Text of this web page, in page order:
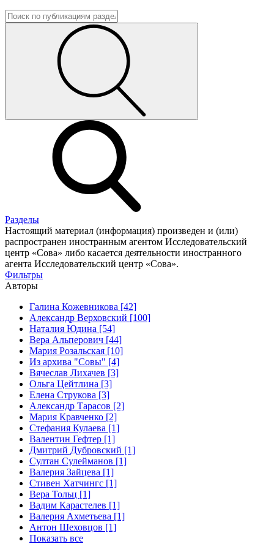
Разделы
Настоящий материал (информация) произведен и (или)
распространен иностранным агентом Исследовательский
центр «Сова» либо касается деятельности иностранного
агента Исследовательский центр «Сова».
Фильтры
Авторы
Галина Кожевникова [42]
Александр Верховский [100]
Наталия Юдина [54]
Вера Альперович [44]
Мария Розальская [10]
Из архива "Совы" [4]
Вячеслав Лихачев [3]
Ольга Цейтлина [3]
Елена Струкова [3]
Александр Тарасов [2]
Мария Кравченко [2]
Стефания Кулаева [1]
Валентин Гефтер [1]
Дмитрий Дубровский [1]
Султан Сулейманов [1]
Валерия Зайцева [1]
Стивен Хатчингс [1]
Верa Тольц [1]
Вадим Карастелев [1]
Валерия Ахметьева [1]
Антон Шеховцов [1]
Показать все